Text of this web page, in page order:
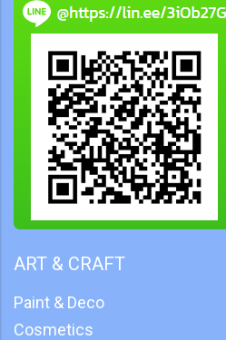
ART & CRAFT
Paint & Deco
Cosmetics